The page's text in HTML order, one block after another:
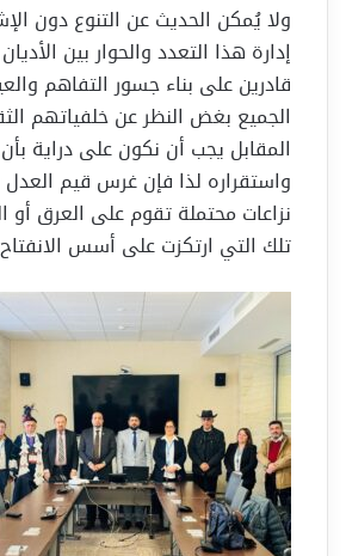
ولا يُمكن الحديث عن التنوع دون
إدارة هذا التعدد والحوار بين
قادرين على بناء جسور التفاهم
الجميع بغض النظر عن خلفياتهم
المقابل يجب أن نكون على دراية
واستقراره لذا فإن غرس قيم العدل
نزاعات محتملة تقوم على العرق أو
تلك التي ارتكزت على أسس